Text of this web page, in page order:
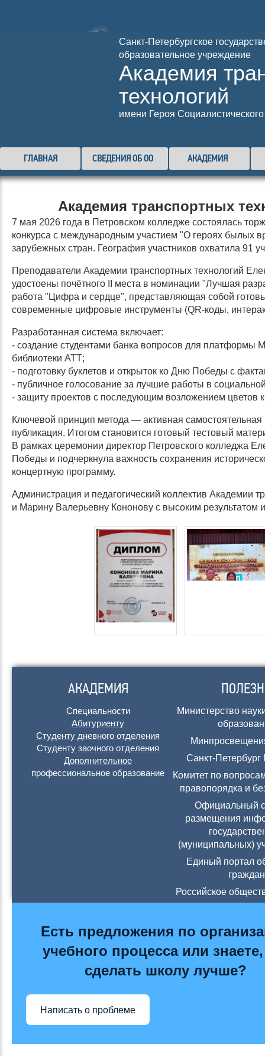
Санкт-Петербургское
образовательное учреждение
Академия
технологий
имени Героя
ГЛАВНАЯ СВЕДЕНИЯ ОБ ОО АКАДЕМИЯ
Академия транспортных
7 мая 2026 года в Петровском колледже состоялась
конкурса с международным участием "О героях былых
зарубежных стран. География участников охватила 91
Преподаватели Академии транспортных технологий
удостоены почётного II места в номинации "Лучшая
работа "Цифра и сердце", представляющая собой
современные цифровые инструменты (QR-коды,
Разработанная система включает:
- создание студентами банка вопросов для платформы
библиотеки АТТ;
- подготовку буклетов и открыток ко Дню Победы с
- публичное голосование за лучшие работы в
- защиту проектов с последующим возложением цветов
Ключевой принцип метода — активная
публикация. Итогом становится готовый тестовый
В рамках церемонии директор Петровского колледжа
Победы и подчеркнула важность сохранения
концертную программу.
Администрация и педагогический коллектив Академии
и Марину Валерьевну Кононову с высоким
АКАДЕМИЯ
Специальности
Абитуриенту
Студенту дневного отделения
Студенту заочного отделения
Дополнительное
профессиональное образование
Министерство
Санкт-Петербург
Комитет по
правопорядка и
Официальный
размещения
(муниципальных)
Единый портал
граждан
Российское
Есть предложения по
учебного процесса или знаете,
сделать школу лучше?
Написать о проблеме